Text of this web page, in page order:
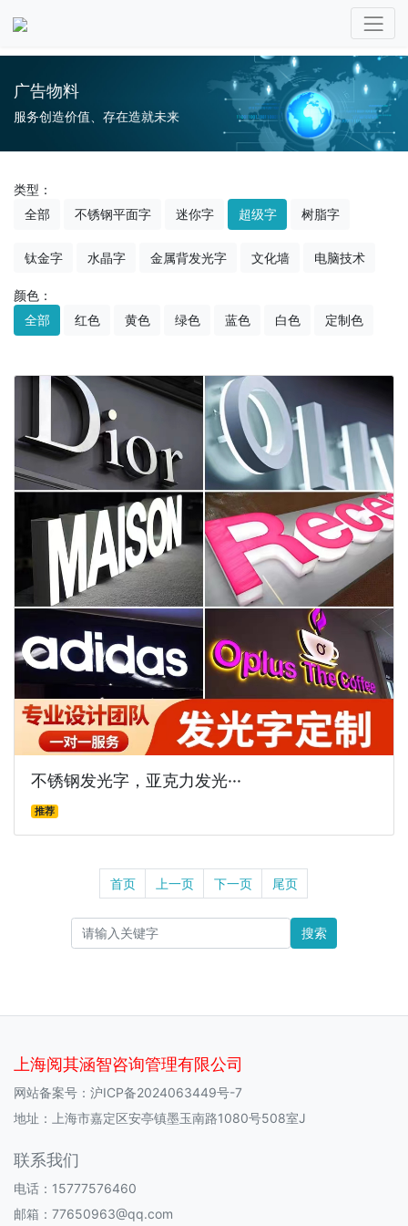
广告物料
服务创造价值、存在造就未来
类型：
全部
不锈钢平面字 迷你字 超级字 树脂字
钛金字 水晶字 金属背发光字 文化墙 电脑技术
颜色：
全部
红色 黄色 绿色 蓝色 白色 定制色
不锈钢发光字，亚克力发光···
推荐
首页 上一页 下一页 尾页
搜索
上海阅其涵智咨询管理有限公司
网站备案号： 沪ICP备2024063449号-7
地址：上海市嘉定区安亭镇墨玉南路1080号508室J
联系我们
电话：15777576460
邮箱：77650963@qq.com